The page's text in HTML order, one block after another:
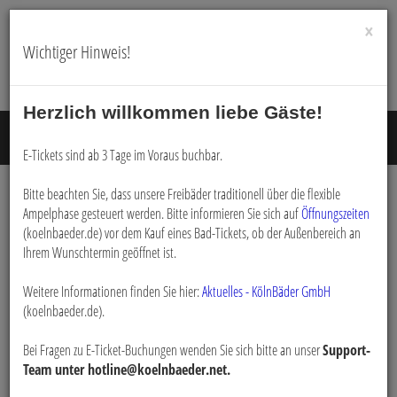
Buchen
Schwimmförderunterricht
Förderunterricht Schwimmen
Förderunterricht Klasse 3 und 4
×
Wichtiger Hinweis!
Herzlich willkommen liebe Gäste!
E-Tickets sind ab 3 Tage im Voraus buchbar.
Bitte beachten Sie, dass unsere Freibäder traditionell über die flexible
Ampelphase gesteuert werden. Bitte informieren Sie sich aufÖffnungszeiten
(koelnbaeder.de) vor dem Kauf eines Bad-Tickets, ob der Außenbereich an
Ihrem Wunschtermin geöffnet ist.
Weitere Informationen finden Sie hier:Aktuelles - KölnBäder GmbH
(koelnbaeder.de).
Bei Fragen zu E-Ticket-Buchungen wenden Sie sich bitte an unserSupport-
Team unter hotline@koelnbaeder.net.